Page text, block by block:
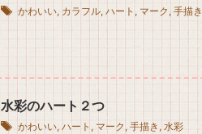
かわいい, カラフル, ハート , マーク , 手描き
水彩のハート２つ
かわいい, ハート , マーク , 手描き , 水彩